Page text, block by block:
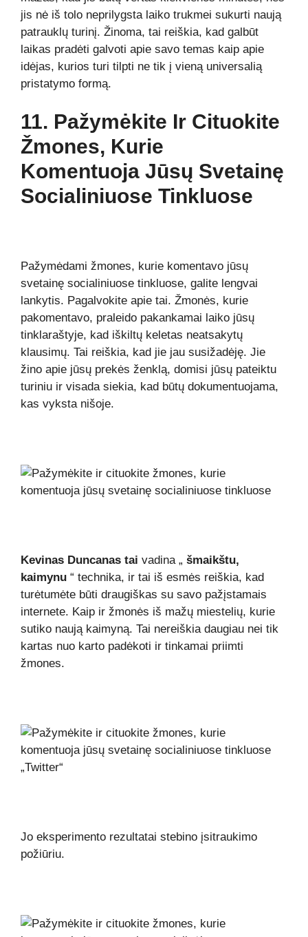
jis nė iš tolo neprilygsta laiko trukmei sukurti naują
patrauklų turinį. Žinoma, tai reiškia, kad galbūt
laikas pradėti galvoti apie savo temas kaip apie
idėjas, kurios turi tilpti ne tik į vieną universalią
pristatymo formą.
11. Pažymėkite Ir Cituokite
Žmones, Kurie
Komentuoja Jūsų Svetainę
Socialiniuose Tinkluose
Pažymėdami žmones, kurie komentavo jūsų
svetainę socialiniuose tinkluose, galite lengvai
lankytis. Pagalvokite apie tai. Žmonės, kurie
pakomentavo, praleido pakankamai laiko jūsų
tinklaraštyje, kad iškiltų keletas neatsakytų
klausimų. Tai reiškia, kad jie jau susižadėję. Jie
žino apie jūsų prekės ženklą, domisi jūsų pateiktu
turiniu ir visada siekia, kad būtų dokumentuojama,
kas vyksta nišoje.
Kevinas Duncanas tai vadina „ šmaikštu,
kaimynu “ technika, ir tai iš esmės reiškia, kad
turėtumėte būti draugiškas su savo pažįstamais
internete. Kaip ir žmonės iš mažų miestelių, kurie
sutiko naują kaimyną. Tai nereiškia daugiau nei tik
kartas nuo karto padėkoti ir tinkamai priimti
žmones.
Jo eksperimento rezultatai stebino įsitraukimo
požiūriu.